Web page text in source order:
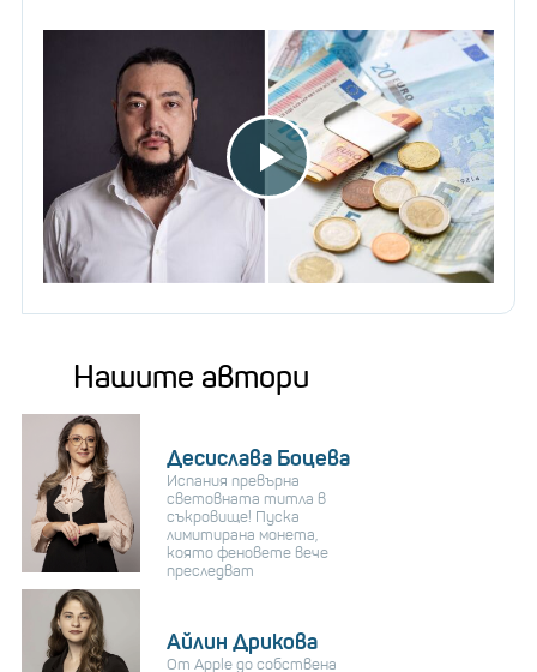
Нашите автори
Десислава Боцева
Испания превърна
световната титла в
съкровище! Пуска
лимитирана монета,
която феновете вече
преследват
Айлин Дрикова
От Apple до собствена